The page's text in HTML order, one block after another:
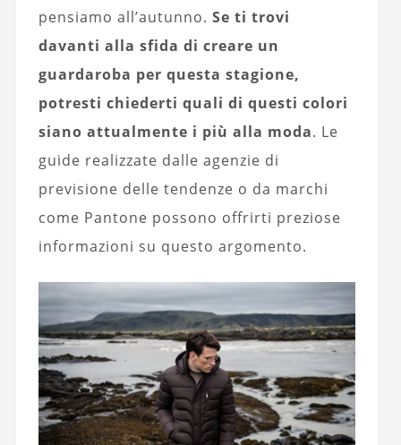
pensiamo all’autunno. Se ti trovi
davanti alla sfida di creare un
guardaroba per questa stagione,
potresti chiederti quali di questi colori
siano attualmente i più alla moda. Le
guide realizzate dalle agenzie di
previsione delle tendenze o da marchi
come Pantone possono offrirti preziose
informazioni su questo argomento.